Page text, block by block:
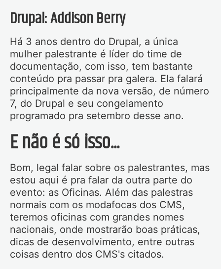
Drupal: Addison Berry
Há 3 anos dentro do Drupal, a única
mulher palestrante é líder do time de
documentação, com isso, tem bastante
conteúdo pra passar pra galera. Ela falará
principalmente da nova versão, de número
7, do Drupal e seu congelamento
programado pra setembro desse ano.
E não é só isso...
Bom, legal falar sobre os palestrantes, mas
estou aqui é pra falar da outra parte do
evento: as Oficinas. Além das palestras
normais com os modafocas dos CMS,
teremos oficinas com grandes nomes
nacionais, onde mostrarão boas práticas,
dicas de desenvolvimento, entre outras
coisas dentro dos CMS's citados.